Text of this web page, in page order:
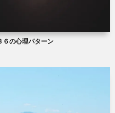
６の心理パターン